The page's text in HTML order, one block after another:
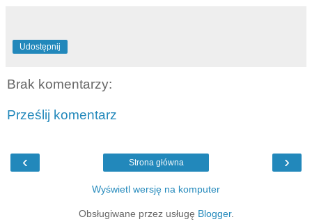
Udostępnij
Brak komentarzy:
Prześlij komentarz
‹ ›
Strona główna
Wyświetl wersję na komputer
Obsługiwane przez usługę Blogger.